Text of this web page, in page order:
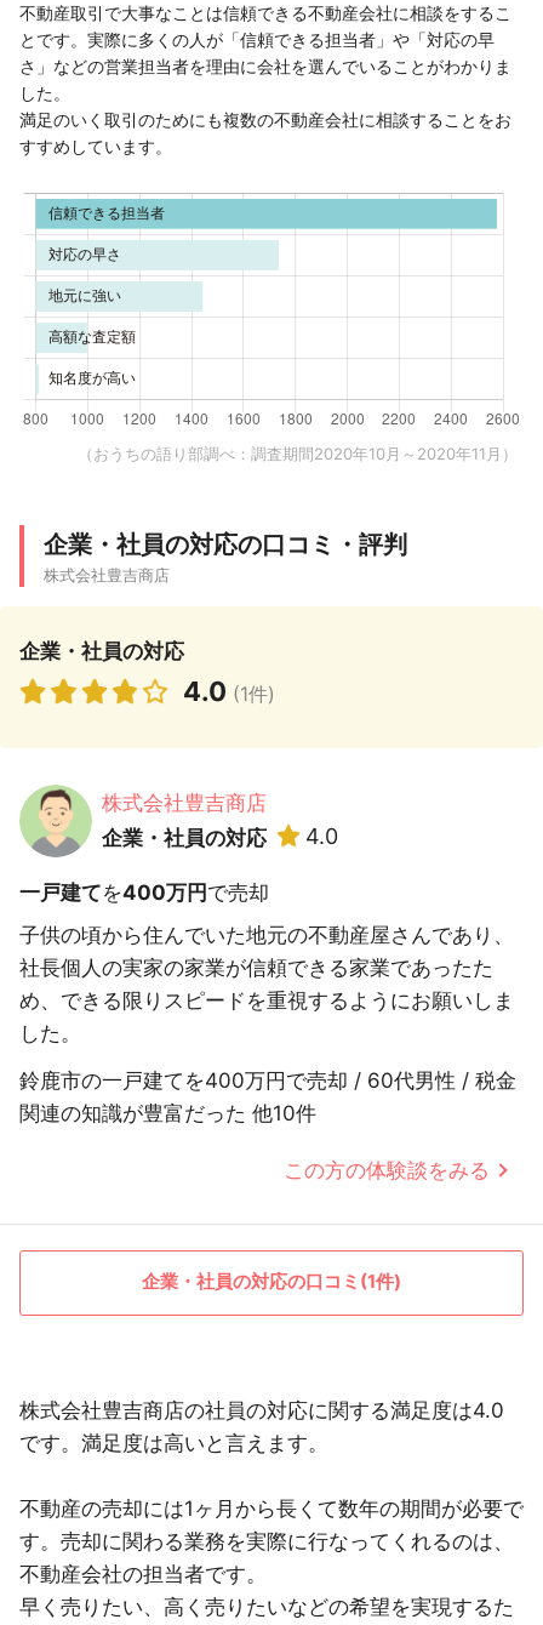
不動産取引で大事なことは信頼できる不動産会社に相談をするこ
とです。実際に多くの人が「信頼できる担当者」や「対応の早
さ」などの営業担当者を理由に会社を選んでいることがわかりま
した。
満足のいく取引のためにも複数の不動産会社に相談することをお
すすめしています。
（おうちの語り部調べ：調査期間2020年10月～2020年11月）
企業・社員の対応の口コミ・評判
株式会社豊吉商店
企業・社員の対応
4.0 (1件)
株式会社豊吉商店
企業・社員の対応
4.0
一戸建てを400万円 で売却
子供の頃から住んでいた地元の不動産屋さんであり、
社長個人の実家の家業が信頼できる家業であったた
め、できる限りスピードを重視するようにお願いしま
した。
鈴鹿市の一戸建てを400万円で売却 / 60代男性 / 税金
関連の知識が豊富だった 他10件
この方の体験談をみる
企業・社員の対応の口コミ(1件)
株式会社豊吉商店の社員の対応に関する満足度は4.0
です。満足度は高いと言えます。
不動産の売却には1ヶ月から長くて数年の期間が必要で
す。売却に関わる業務を実際に行なってくれるのは、
不動産会社の担当者です。
早く売りたい、高く売りたいなどの希望を実現するた